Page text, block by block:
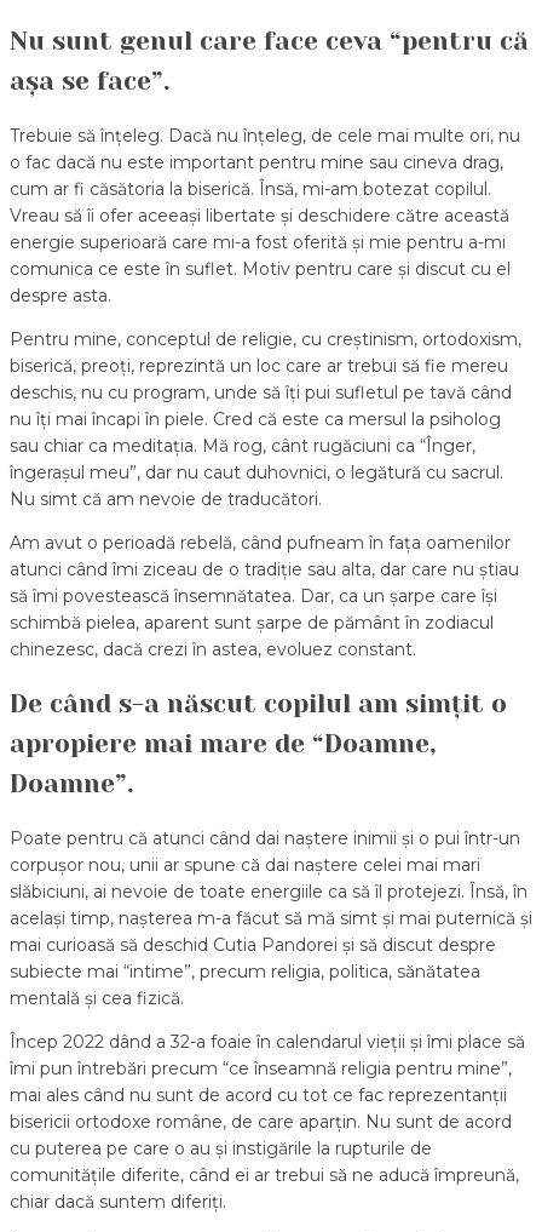
Nu sunt genul care face ceva “pentru că
așa se face”.
Trebuie să înțeleg. Dacă nu înțeleg, de cele mai multe ori, nu
o fac dacă nu este important pentru mine sau cineva drag,
cum ar fi căsătoria la biserică. Însă, mi-am botezat copilul.
Vreau să îi ofer aceeași libertate și deschidere către această
energie superioară care mi-a fost oferită și mie pentru a-mi
comunica ce este în suflet. Motiv pentru care și discut cu el
despre asta.
Pentru mine, conceptul de religie, cu creștinism, ortodoxism,
biserică, preoți, reprezintă un loc care ar trebui să fie mereu
deschis, nu cu program, unde să îți pui sufletul pe tavă când
nu îți mai încapi în piele. Cred că este ca mersul la psiholog
sau chiar ca meditația. Mă rog, cânt rugăciuni ca “Înger,
îngerașul meu”, dar nu caut duhovnici, o legătură cu sacrul.
Nu simt că am nevoie de traducători.
Am avut o perioadă rebelă, când pufneam în fața oamenilor
atunci când îmi ziceau de o tradiție sau alta, dar care nu știau
să îmi povestească însemnătatea. Dar, ca un șarpe care își
schimbă pielea, aparent sunt șarpe de pământ în zodiacul
chinezesc, dacă crezi în astea, evoluez constant.
De când s-a născut copilul am simțit o
apropiere mai mare de “Doamne,
Doamne”.
Poate pentru că atunci când dai naștere inimii și o pui într-un
corpușor nou, unii ar spune că dai naștere celei mai mari
slăbiciuni, ai nevoie de toate energiile ca să îl protejezi. Însă, în
același timp, nașterea m-a făcut să mă simt și mai puternică și
mai curioasă să deschid Cutia Pandorei și să discut despre
subiecte mai “intime”, precum religia, politica, sănătatea
mentală și cea fizică.
Încep 2022 dând a 32-a foaie în calendarul vieții și îmi place să
îmi pun întrebări precum “ce înseamnă religia pentru mine”,
mai ales când nu sunt de acord cu tot ce fac reprezentanții
bisericii ortodoxe române, de care aparțin. Nu sunt de acord
cu puterea pe care o au și instigările la rupturile de
comunitățile diferite, când ei ar trebui să ne aducă împreună,
chiar dacă suntem diferiți.